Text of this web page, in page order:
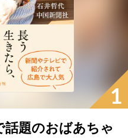
1
話題のおばあちゃ